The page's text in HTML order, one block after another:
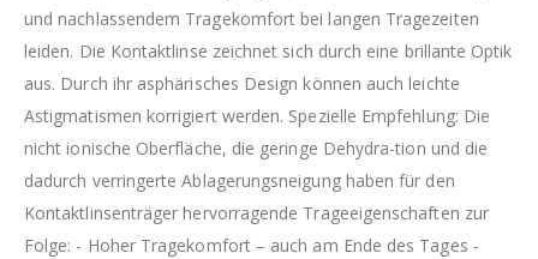
und nachlassendem Tragekomfort bei langen Tragezeiten
leiden. Die Kontaktlinse zeichnet sich durch eine brillante Optik
aus. Durch ihr asphärisches Design können auch leichte
Astigmatismen korrigiert werden. Spezielle Empfehlung: Die
nicht ionische Oberfläche, die geringe Dehydra-tion und die
dadurch verringerte Ablagerungsneigung haben für den
Kontaktlinsenträger hervorragende Trageeigenschaften zur
Folge: - Hoher Tragekomfort – auch am Ende des Tages -